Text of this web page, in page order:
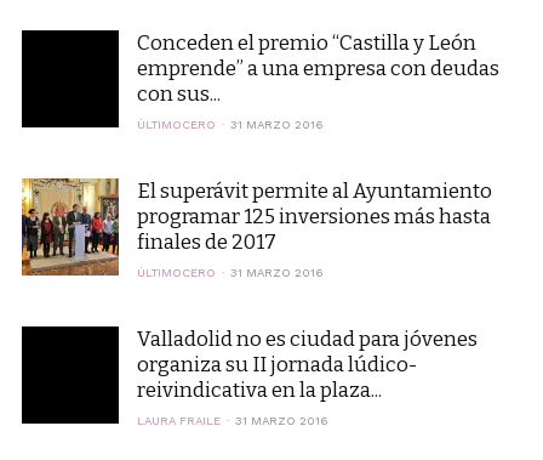
Conceden el premio “Castilla y León
emprende” a una empresa con deudas
con sus...
ÚLTIMOCERO 31 MARZO 2016
El superávit permite al Ayuntamiento
programar 125 inversiones más hasta
finales de 2017
ÚLTIMOCERO 31 MARZO 2016
Valladolid no es ciudad para jóvenes
organiza su II jornada lúdico-
reivindicativa en la plaza...
LAURA FRAILE 31 MARZO 2016